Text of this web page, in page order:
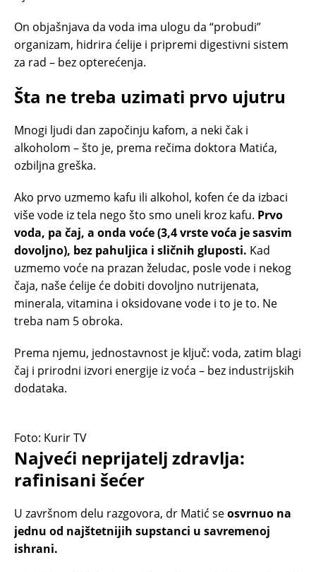
On objašnjava da voda ima ulogu da “probudi”
organizam, hidrira ćelije i pripremi digestivni sistem
za rad – bez opterećenja.
Šta ne treba uzimati prvo ujutru
Mnogi ljudi dan započinju kafom, a neki čak i
alkoholom – što je, prema rečima doktora Matića,
ozbiljna greška.
Ako prvo uzmemo kafu ili alkohol, kofen će da izbaci
više vode iz tela nego što smo uneli kroz kafu. Prvo
voda, pa čaj, a onda voće (3,4 vrste voća je sasvim
dovoljno), bez pahuljica i sličnih gluposti. Kad
uzmemo voće na prazan želudac, posle vode i nekog
čaja, naše ćelije će dobiti dovoljno nutrijenata,
minerala, vitamina i oksidovane vode i to je to. Ne
treba nam 5 obroka.
Prema njemu, jednostavnost je ključ: voda, zatim blagi
čaj i prirodni izvori energije iz voća – bez industrijskih
dodataka.
Foto: Kurir TV
Najveći neprijatelj zdravlja:
rafinisani šećer
U završnom delu razgovora, dr Matić seosvrnuo na
jednu od najštetnijih supstanci u savremenoj
ishrani.